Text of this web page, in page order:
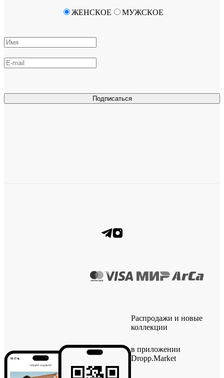
Подписаться
ЖЕНСКОЕ МУЖСКОЕ
Распродажи и новые
коллекции
в приложении
Dropp.Market